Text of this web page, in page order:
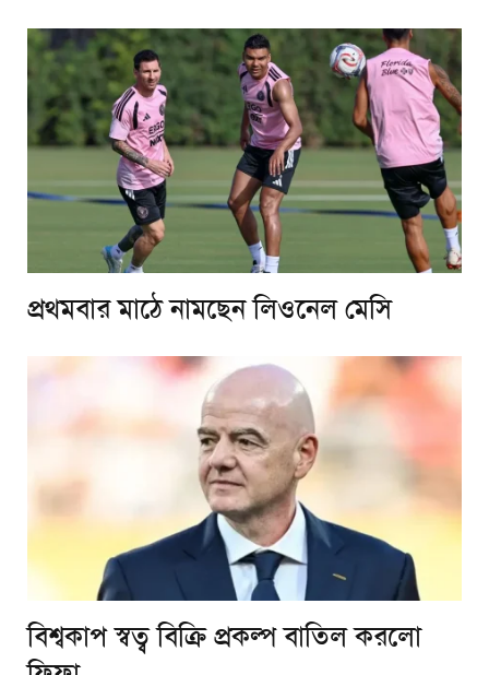
প্রথমবার মাঠে নামছেন লিওনেল মেসি
বিশ্বকাপ স্বত্ব বিক্রি প্রকল্প বাতিল করলো